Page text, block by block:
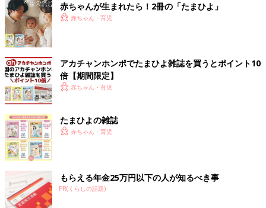
赤ちゃんが生まれたら！2冊の「たまひよ」
赤ちゃん・育児
アカチャンホンポでたまひよ雑誌を買うとポイント10
倍【期間限定】
赤ちゃん・育児
たまひよの雑誌
赤ちゃん・育児
もらえる年金25万円以下の人が知るべき事
PR(くらしの話題)